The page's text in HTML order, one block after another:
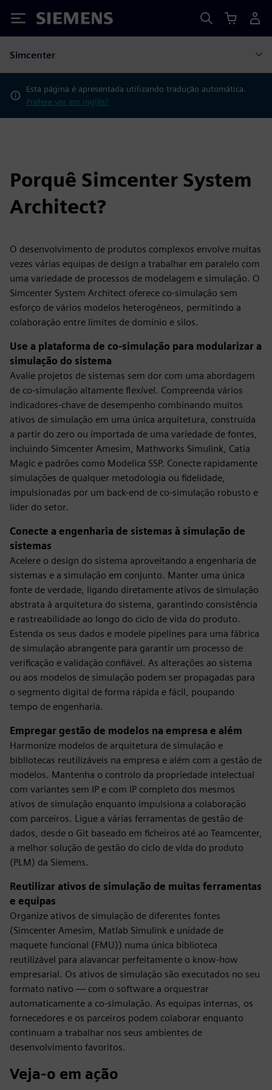
Siemens
Simcenter
Esta página é apresentada utilizando tradução automática.
Prefere ver em inglês?
Porquê Simcenter System
Architect?
O desenvolvimento de produtos complexos envolve muitas
vezes várias equipas de design a trabalhar em paralelo com
uma variedade de processos de modelagem e simulação. O
Simcenter System Architect oferece co-simulação sem
esforço de vários modelos heterogéneos, permitindo a
colaboração entre limites de domínio e silos.
Use a plataforma de co-simulação para modularizar a
simulação do sistema
Avalie projetos de sistemas sem dor com uma abordagem
de co-simulação altamente flexível. Compreenda vários
indicadores-chave de desempenho combinando muitos
ativos de simulação em uma única arquitetura, construída
a partir do zero ou importada de uma variedade de fontes,
incluindo Simcenter Amesim, Mathworks Simulink, Catia
Magic e padrões como Modelica SSP. Conecte rapidamente
simulações de qualquer metodologia ou fidelidade,
impulsionadas por um back-end de co-simulação robusto e
líder do setor.
Conecte a engenharia de sistemas à simulação de
sistemas
Acelere o design do sistema aproveitando a engenharia de
sistemas e a simulação em conjunto. Manter uma única
fonte de verdade, ligando diretamente ativos de simulação
abstrata à arquitetura do sistema, garantindo consistência
e rastreabilidade ao longo do ciclo de vida do produto.
Estenda os seus dados e modele pipelines para uma fábrica
de simulação abrangente para garantir um processo de
verificação e validação confiável. As alterações ao sistema
ou aos modelos de simulação podem ser propagadas para
o segmento digital de forma rápida e fácil, poupando
tempo de engenharia.
Empregar gestão de modelos na empresa e além
Harmonize modelos de arquitetura de simulação e
bibliotecas reutilizáveis na empresa e além com a gestão de
modelos. Mantenha o controlo da propriedade intelectual
com variantes sem IP e com IP completo dos mesmos
ativos de simulação enquanto impulsiona a colaboração
com parceiros. Ligue a várias ferramentas de gestão de
dados, desde o Git baseado em ficheiros até ao Teamcenter,
a melhor solução de gestão do ciclo de vida do produto
(PLM) da Siemens.
Reutilizar ativos de simulação de muitas ferramentas
e equipas
Organize ativos de simulação de diferentes fontes
(Simcenter Amesim, Matlab Simulink e unidade de
maquete funcional (FMU)) numa única biblioteca
reutilizável para alavancar perfeitamente o know-how
empresarial. Os ativos de simulação são executados no seu
formato nativo — com o software a orquestrar
automaticamente a co-simulação. As equipas internas, os
fornecedores e os parceiros podem colaborar enquanto
continuam a trabalhar nos seus ambientes de
desenvolvimento favoritos.
Veja-o em ação